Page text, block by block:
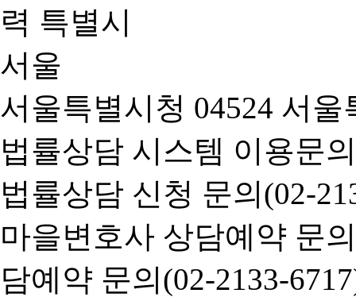
서울특별시청 04524 서
법률상담 시스템 이용문
법률상담 신청 문의(02-
마을변호사 상담예약 문
담예약 문의(02-2133-